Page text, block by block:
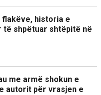
flakëve, historia e
shpëtuar shtëpitë në
me armë shokun e
autorit për vrasjen e